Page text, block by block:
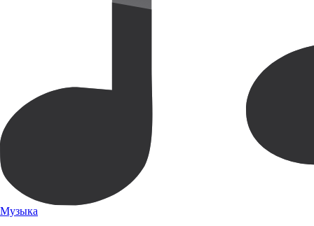
Музыка